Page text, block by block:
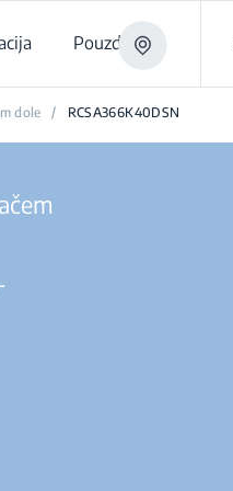
Pouzdano
dole / RCSA366K40DSN